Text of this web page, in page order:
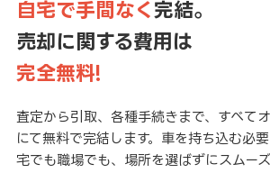
自宅で手間なく 完結。
売却に関する費用は
完全無料!
査定から引取、各種手続きまで、すべて
にて無料で完結します。車を持ち込む必
宅でも職場でも、場所を選ばずにスムー